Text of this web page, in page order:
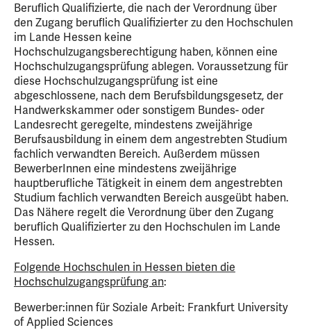
Beruflich Qualifizierte, die nach der Verordnung über
den Zugang beruflich Qualifizierter zu den Hochschulen
im Lande Hessen keine
Hochschulzugangsberechtigung haben, können eine
Hochschulzugangsprüfung ablegen. Voraussetzung für
diese Hochschulzugangsprüfung ist eine
abgeschlossene, nach dem Berufsbildungsgesetz, der
Handwerkskammer oder sonstigem Bundes- oder
Landesrecht geregelte, mindestens zweijährige
Berufsausbildung in einem dem angestrebten Studium
fachlich verwandten Bereich. Außerdem müssen
BewerberInnen eine mindestens zweijährige
hauptberufliche Tätigkeit in einem dem angestrebten
Studium fachlich verwandten Bereich ausgeübt haben.
Das Nähere regelt die Verordnung über den Zugang
beruflich Qualifizierter zu den Hochschulen im Lande
Hessen.
Folgende Hochschulen in Hessen bieten die
Hochschulzugangsprüfung an:
Bewerber:innen für Soziale Arbeit: Frankfurt University
of Applied Sciences